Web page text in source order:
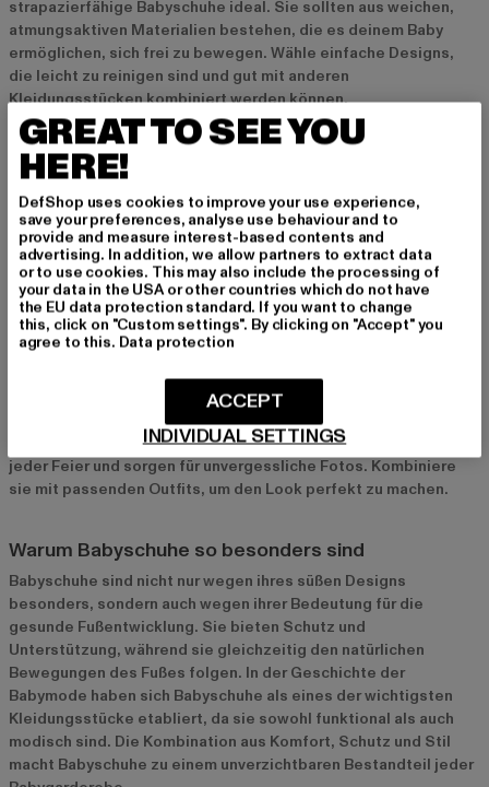
strapazierfähige Babyschuhe ideal. Sie sollten aus weichen,
atmungsaktiven Materialien bestehen, die es deinem Baby
ermöglichen, sich frei zu bewegen. Wähle einfache Designs,
die leicht zu reinigen sind und gut mit anderen
Kleidungsstücken kombiniert werden können.
Erste Schritte und Laufanfänger
Für die Phase, in der dein Baby seine ersten Schritte macht,
sind spezielle Lauflernschuhe ideal. Diese Schuhe bieten eine
flexible Sohle, die den natürlichen Bewegungen des Fußes
folgt, und gleichzeitig die nötige Stabilität für sicheres Laufen
bietet. Achte darauf, dass die Schuhe gut sitzen und den Fuß
optimal unterstützen.
Für besondere Anlässe oder Fotoshootings kannst du zu
Babyschuhen mit auffälligen Prints, Applikationen oder in edlen
Materialien greifen. Diese Schuhe machen dein Baby zum Star
jeder Feier und sorgen für unvergessliche Fotos. Kombiniere
sie mit passenden Outfits, um den Look perfekt zu machen.
Warum Babyschuhe so besonders sind
Babyschuhe sind nicht nur wegen ihres süßen Designs
besonders, sondern auch wegen ihrer Bedeutung für die
gesunde Fußentwicklung. Sie bieten Schutz und
Unterstützung, während sie gleichzeitig den natürlichen
Bewegungen des Fußes folgen. In der Geschichte der
Babymode haben sich Babyschuhe als eines der wichtigsten
Kleidungsstücke etabliert, da sie sowohl funktional als auch
modisch sind. Die Kombination aus Komfort, Schutz und Stil
macht Babyschuhe zu einem unverzichtbaren Bestandteil jeder
GREAT TO SEE YOU
HERE!
DefShop uses cookies to improve your use experience,
save your preferences, analyse use behaviour and to
provide and measure interest-based contents and
advertising. In addition, we allow partners to extract data
or to use cookies. This may also include the processing of
your data in the USA or other countries which do not have
the EU data protection standard. If you want to change
this, click on "Custom settings". By clicking on "Accept" you
agree to this. Data protection
INDIVIDUAL SETTINGS
ACCEPT